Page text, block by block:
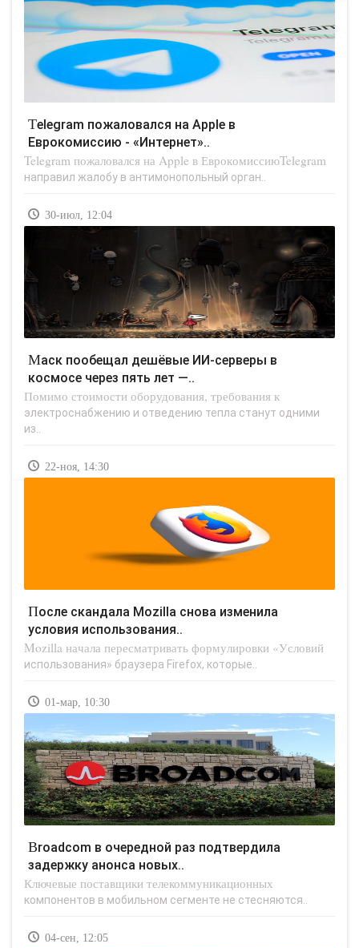
Telegram пожаловался на Apple в
Еврокомиссию - «Интернет»..
Telegram пожаловался на Apple в ЕврокомиссиюTelegram
направил жалобу в антимонопольный орган..
30-июл, 12:04
Маск пообещал дешёвые ИИ-серверы в
космосе через пять лет —..
Помимо стоимости оборудования, требования к
электроснабжению и отведению тепла станут одними
из..
22-ноя, 14:30
После скандала Mozilla снова изменила
условия использования..
Mozilla начала пересматривать формулировки «Условий
использования» браузера Firefox, которые..
01-мар, 10:30
Broadcom в очередной раз подтвердила
задержку анонса новых..
Ключевые поставщики телекоммуникационных
компонентов в мобильном сегменте не стесняются..
04-сен, 12:05